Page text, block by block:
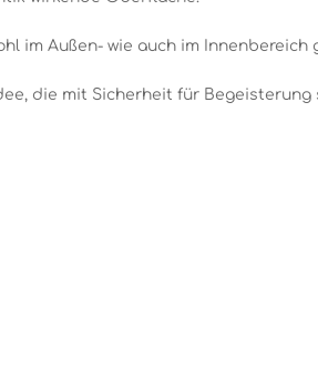
im Außen- wie auch im
die mit Sicherheit für Begeisterung